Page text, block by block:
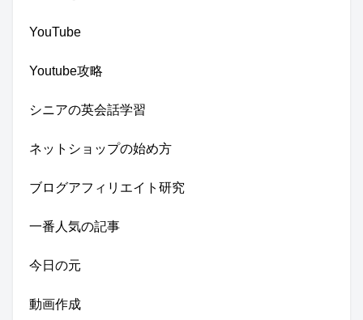
YouTube
Youtube攻略
シニアの英会話学習
ネットショップの始め方
ブログアフィリエイト研究
一番人気の記事
今日の元
動画作成